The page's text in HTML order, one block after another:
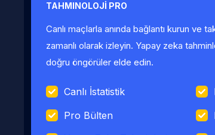
TAHMINOLOJİ PRO
Canlı maçlarla anında bağlantı kurun ve
zamanlı olarak izleyin. Yapay zeka
doğru öngörüler elde edin.
Canlı İstatistik
Pro Bülten